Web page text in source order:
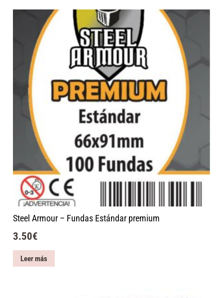
Steel Armour – Fundas Estándar premium
3.50€
Leer más